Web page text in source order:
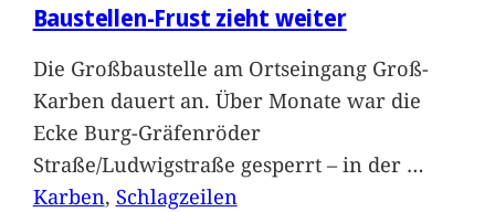
Baustellen-Frust zieht weiter
Die Großbaustelle am Ortseingang Groß-
Karben dauert an. Über Monate war die
Ecke Burg-Gräfenröder
Straße/Ludwigstraße gesperrt – in der …
Karben, Schlagzeilen